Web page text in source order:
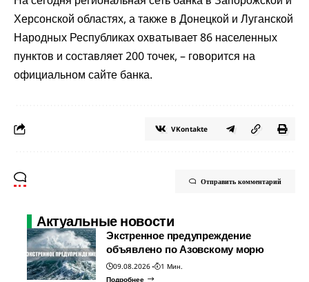
Херсонской областях, а также в Донецкой и Луганской
Народных Республиках охватывает 86 населенных
пунктов и составляет 200 точек, – говорится на
официальном сайте банка.
VKontakte
Отправить комментарий
Актуальные новости
Экстренное предупреждение
объявлено по Азовскому морю
09.08.2026
1 Мин.
Подробнее